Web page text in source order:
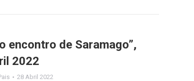
encontro de Saramago”,
2022
28 Abril 2022